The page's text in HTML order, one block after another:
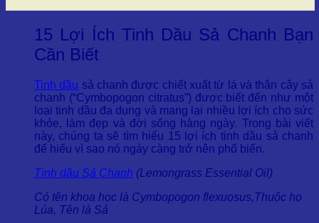
15 Lợi Ích Tinh Dầu Sả Chanh Bạn
Cần Biết
Tinh dầu sả chanh được chiết xuất từ lá và thân cây sả
chanh (“Cymbopogon citratus”) được biết đến như một
loại tinh dầu đa dụng và mang lại nhiều lợi ích cho sức
khỏe, làm đẹp và đời sống hàng ngày. Trong bài viết
này, chúng ta sẽ tìm hiểu 15 lợi ích tinh dầu sả chanh
để hiểu vì sao nó ngày càng trở nên phổ biến.
Tinh dầu Sả Chanh (Lemongrass Essential Oil)
Có tên khoa học là Cymbopogon flexuosus,Thuộc họ
Lúa, Tên là Sả